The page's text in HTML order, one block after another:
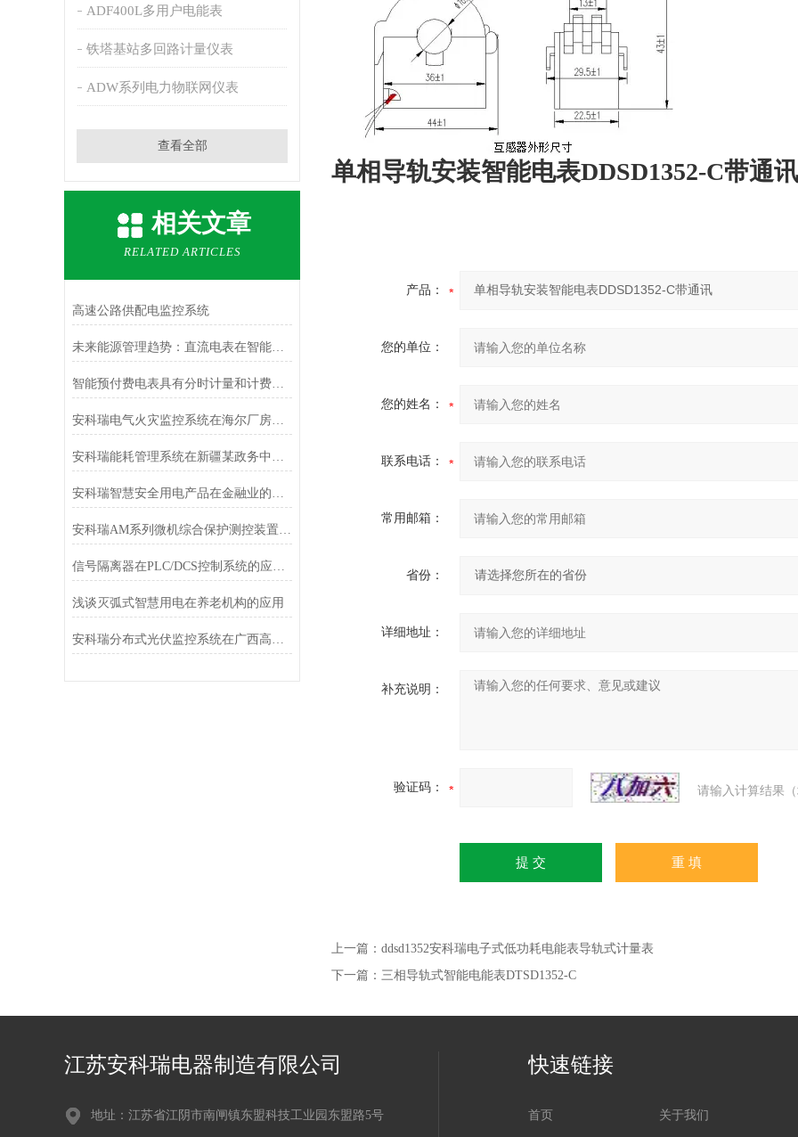
ADF400L多用户电能表
铁塔基站多回路计量仪表
ADW系列电力物联网仪表
查看全部
相关文章
RELATED ARTICLES
高速公路供配电监控系统
未来能源管理趋势：直流电表在智能楼宇与数据中心的应用前景
智能预付费电表具有分时计量和计费功能的特点和优势
安科瑞电气火灾监控系统在海尔厂房改扩建项目的设计与应用
安科瑞能耗管理系统在新疆某政务中心项目的研究与应用
安科瑞智慧安全用电产品在金融业的应用与分析
安科瑞AM系列微机综合保护测控装置在某电厂10.5kV厂用电系统改造中的应用
信号隔离器在PLC/DCS控制系统的应用分析
浅谈灭弧式智慧用电在养老机构的应用
安科瑞分布式光伏监控系统在广西高速（大片坡村）项目中应用
单相导轨安装智能电表DDSD1352-C带通讯
产品：
您的单位：
您的姓名：
联系电话：
常用邮箱：
省份：
详细地址：
补充说明：
验证码： 请输入计算结果
上一篇： ddsd1352安科瑞电子式低功耗电能表导轨式计量表
下一篇： 三相导轨式智能电能表DTSD1352-C
江苏安科瑞电器制造有限公司
地址：江苏省江阴市南闸镇东盟科技工业园东盟路5号
快速链接
首页 关于我们